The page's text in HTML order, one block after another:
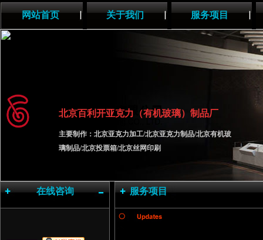
网站首页 关于我们 服务项目
北京百利开亚克力（有机玻璃）制品厂
主要制作： 北京亚克力加工/北京亚克力制品/北京有机玻
璃制品/北京投票箱/北京丝网印刷
在线咨询 服务项目